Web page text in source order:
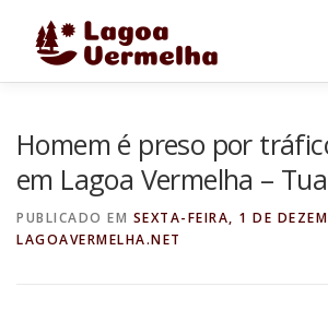
Homem é preso por
em Lagoa Vermelha –
PUBLICADO EM SEXTA-FEIRA, 1 DE
LAGOAVERMELHA.NET